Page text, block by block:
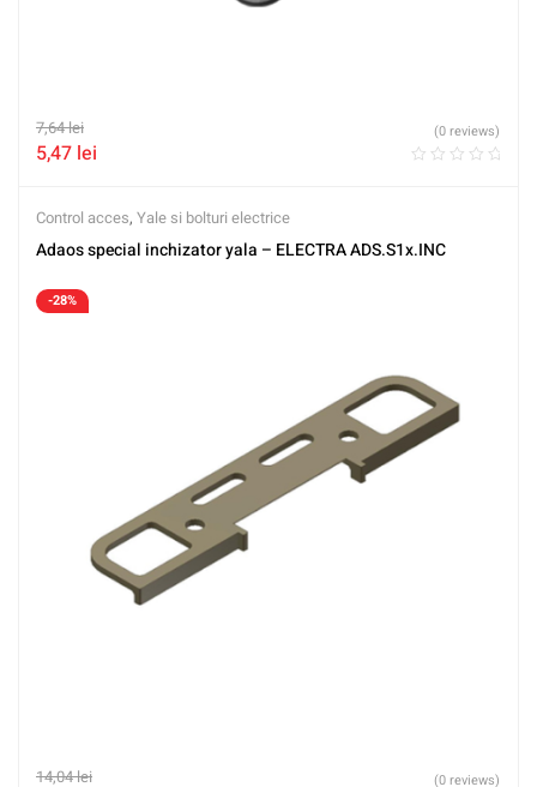
7,64lei
5,47 lei
(0 reviews)
Control acces, Yale si bolturi electrice
Adaos special inchizator yala – ELECTRA ADS.S1x.INC
-28%
14,04lei (0 reviews)